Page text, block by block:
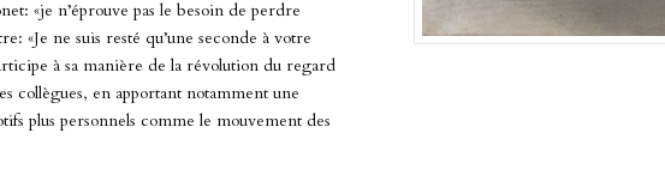
«je n’éprouve pas le besoin de perdre
«Je ne suis resté qu’une seconde à votre
à sa manière de la révolution du regard
collègues, en apportant notamment une
plus personnels comme le mouvement des